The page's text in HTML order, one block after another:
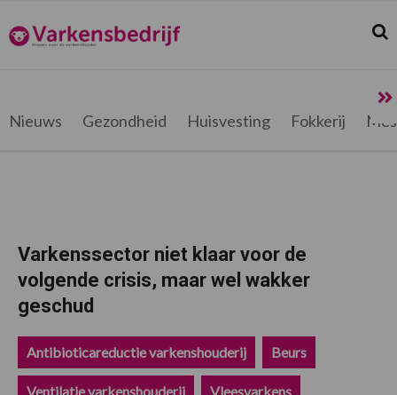
de
hoofdnavigatie
de
hoofd
de
eerste
de
voettekst
Varkensbedrijf.be
Nieuws Gezondheid Huisvesting Fokkerij
Varkenssector niet klaar voor de
volgende crisis, maar wel wakker
geschud
Antibioticareductie varkenshouderij Beurs
Ventilatie varkenshouderij Vleesvarkens